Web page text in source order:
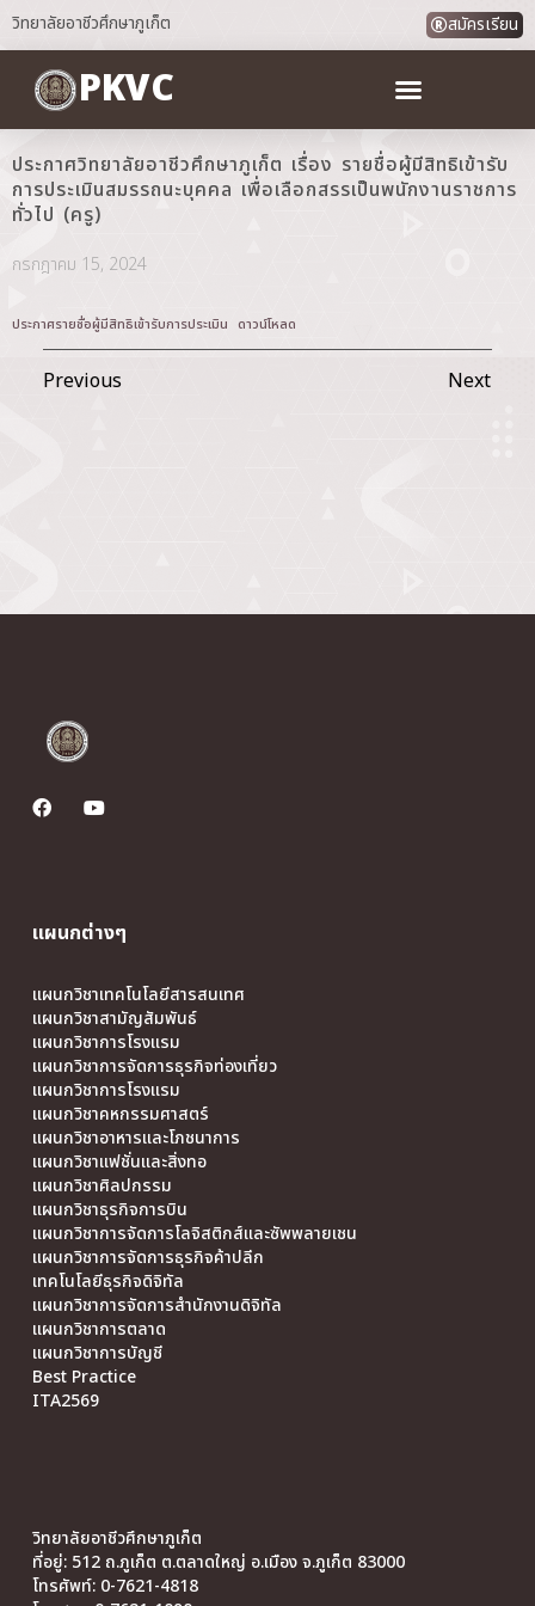
วิทยาลัยอาชีวศึกษาภูเก็ต สมัครเรียน
PKVC
ประกาศวิทยาลัยอาชีวศึกษาภูเก็ต เรื่อง รายชื่อผู้มีสิทธิเข้ารับ
การประเมินสมรรถนะบุคคล เพื่อเลือกสรรเป็นพนักงานราชการ
ทั่วไป (ครู)
กรกฎาคม 15, 2024
ประกาศรายชื่อผู้มีสิทธิเข้ารับการประเมิน ดาวน์โหลด
Previous Next
แผนกต่างๆ
แผนกวิชาเทคโนโลยีสารสนเทศ
แผนกวิชาสามัญสัมพันธ์
แผนกวิชาการโรงแรม
แผนกวิชาการจัดการธุรกิจท่องเที่ยว
แผนกวิชาการโรงแรม
แผนกวิชาคหกรรมศาสตร์
แผนกวิชาอาหารและโภชนาการ
แผนกวิชาแฟชั่นและสิ่งทอ
แผนกวิชาศิลปกรรม
แผนกวิชาธุรกิจการบิน
แผนกวิชาการจัดการโลจิสติกส์และซัพพลายเชน
แผนกวิชาการจัดการธุรกิจค้าปลีก
เทคโนโลยีธุรกิจดิจิทัล
แผนกวิชาการจัดการสำนักงานดิจิทัล
แผนกวิชาการตลาด
แผนกวิชาการบัญชี
Best Practice
ITA2569
วิทยาลัยอาชีวศึกษาภูเก็ต
ที่อยู่: 512 ถ.ภูเก็ต ต.ตลาดใหญ่ อ.เมือง จ.ภูเก็ต 83000
โทรศัพท์: 0-7621-4818